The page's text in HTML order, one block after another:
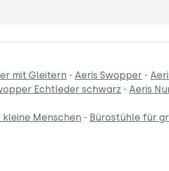
mit Gleitern - Aeris Swopper -
Echtleder schwarz - Aeris
Menschen - Bürostühle für